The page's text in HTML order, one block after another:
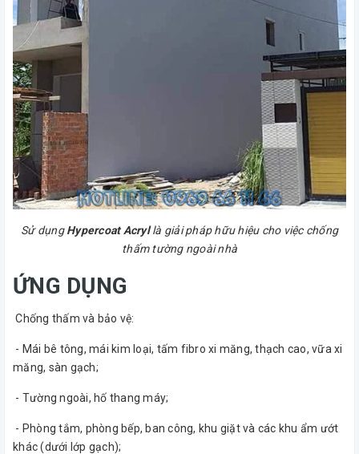
Sử dụngHypercoat Acryllà giải pháp hữu hiệu cho việc chống
thấm tường ngoài nhà
ỨNG DỤNG
Chống thấm và bảo vệ:
- Mái bê tông, mái kim loại, tấm fibro xi măng, thạch cao, vữa xi
măng, sàn gạch;
- Tường ngoài, hố thang máy;
- Phòng tắm, phòng bếp, ban công, khu giặt và các khu ẩm ướt
khác (dưới lớp gạch);